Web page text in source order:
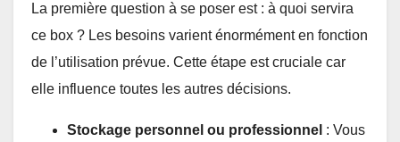
La première question à se poser est : à quoi servira
ce box ? Les besoins varient énormément en fonction
de l’utilisation prévue. Cette étape est cruciale car
elle influence toutes les autres décisions.
Stockage personnel ou professionnel : Vous